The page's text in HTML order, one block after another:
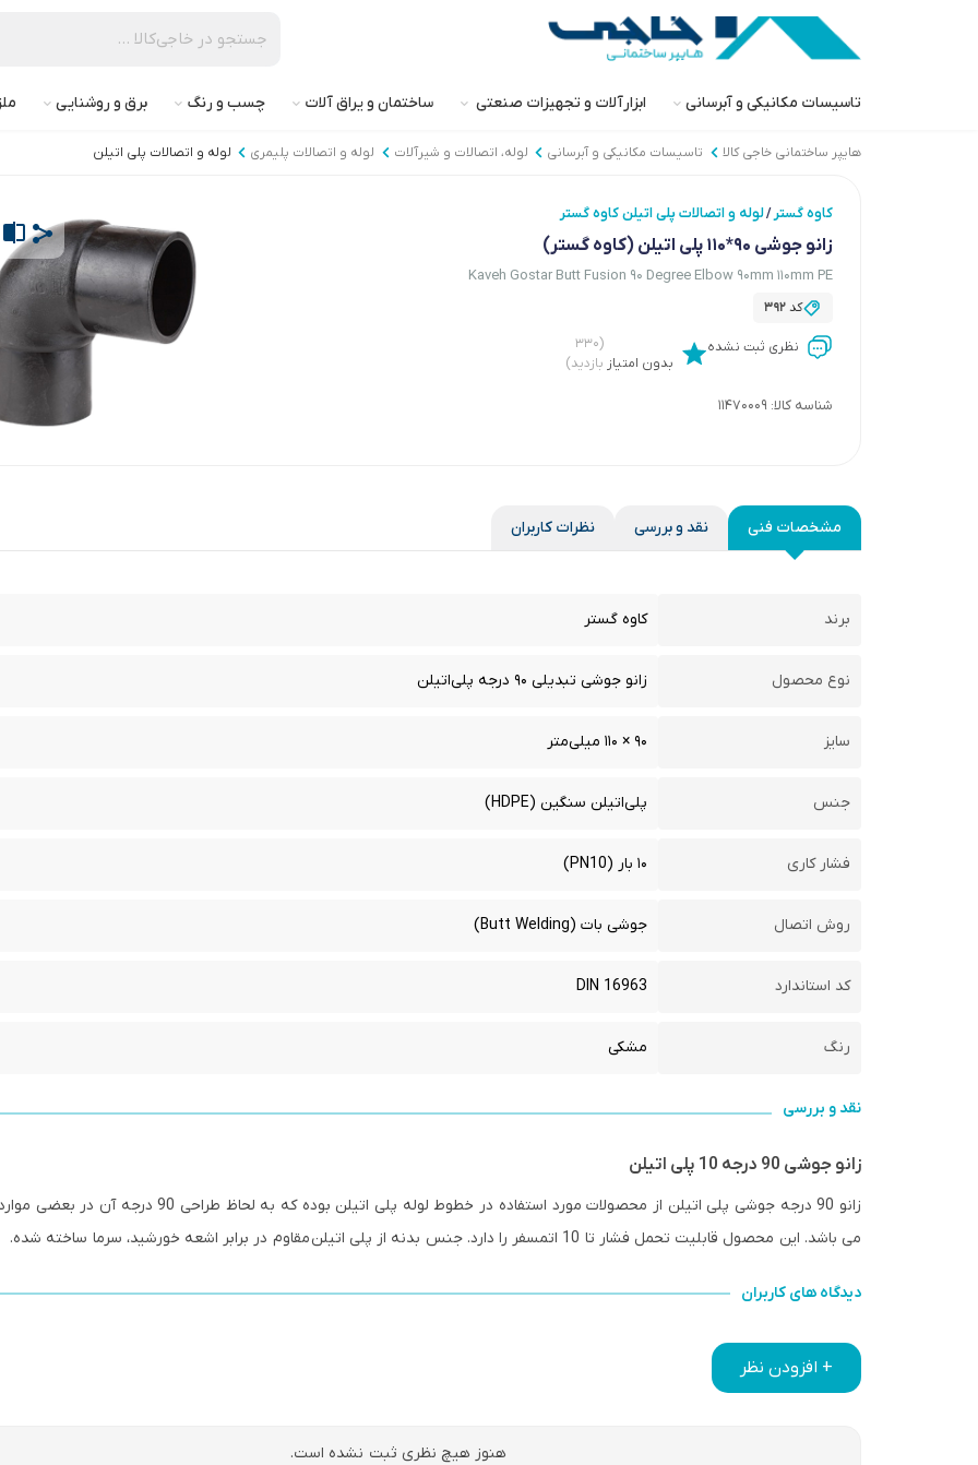
تاسیسات مکانیکی و آبرسانی ابزارآلات و تجهیزات صنعتی ساختمان و یراق آلات چسب و رنگ برق و روشنایی
هایپر ساختمانی خاجی‌ کالا تاسیسات مکانیکی و آبرسانی لوله، اتصالات و شیرآلات لوله و اتصالات پلیمری لوله و اتصالات پلی اتیلن
کاوه گستر /لوله و اتصالات پلی اتیلن کاوه گستر
زانو جوشی 90*110 پلی اتیلن (کاوه گستر)
Kaveh Gostar Butt Fusion 90 Degree Elbow 90mm 110mm PE
کد392
نظری ثبت نشده
بدون امتیاز
(۳۳۰
بازدید)
شناسه کالا: 11470009
مشخصات فنی نقد و بررسی نظرات کاربران
برند کاوه گستر
نوع محصول زانو جوشی تبدیلی ۹۰ درجه پلی‌اتیلن
سایز ۹۰ × ۱۱۰ میلی‌متر
جنس پلی‌اتیلن سنگین (HDPE)
فشار کاری ۱۰ بار (PN10)
روش اتصال جوشی بات (Butt Welding)
کد استاندارد DIN 16963
رنگ مشکی
نقد و بررسی
زانو جوشی 90 درجه 10 پلی اتیلن
زانو 90 درجه جوشی پلی اتیلن از محصولات مورد استفاده در خطوط لوله پلی اتیلن بوده که به لحاظ
می باشد. این محصول قابلیت تحمل فشار تا 10 اتمسفر را دارد. جنس بدنه از پلی اتیلن مقاوم در برابر اشعه خورشید، سرما ساخته شده.
دیدگاه های کاربران
+ افزودن نظر
هنوز هیچ نظری ثبت نشده است.